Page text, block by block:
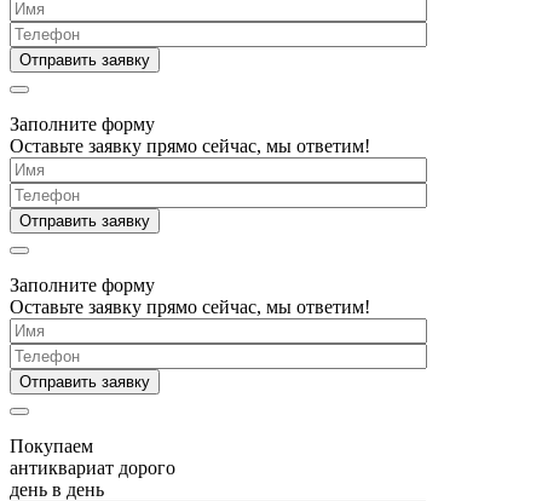
Заполните форму
Оставьте заявку прямо сейчас, мы ответим!
Заполните форму
Оставьте заявку прямо сейчас, мы ответим!
Покупаем
антиквариат дорого
день в день